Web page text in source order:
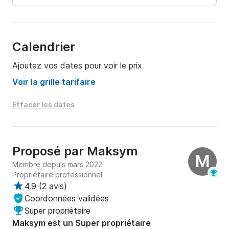
Calendrier
Ajoutez vos dates pour voir le prix
Voir la grille tarifaire
Effacer les dates
M
Proposé par Maksym
Membre depuis mars 2022
Propriétaire professionnel
4.9 (2 avis)
Coordonnées validées
Super propriétaire
Maksym est un Super propriétaire